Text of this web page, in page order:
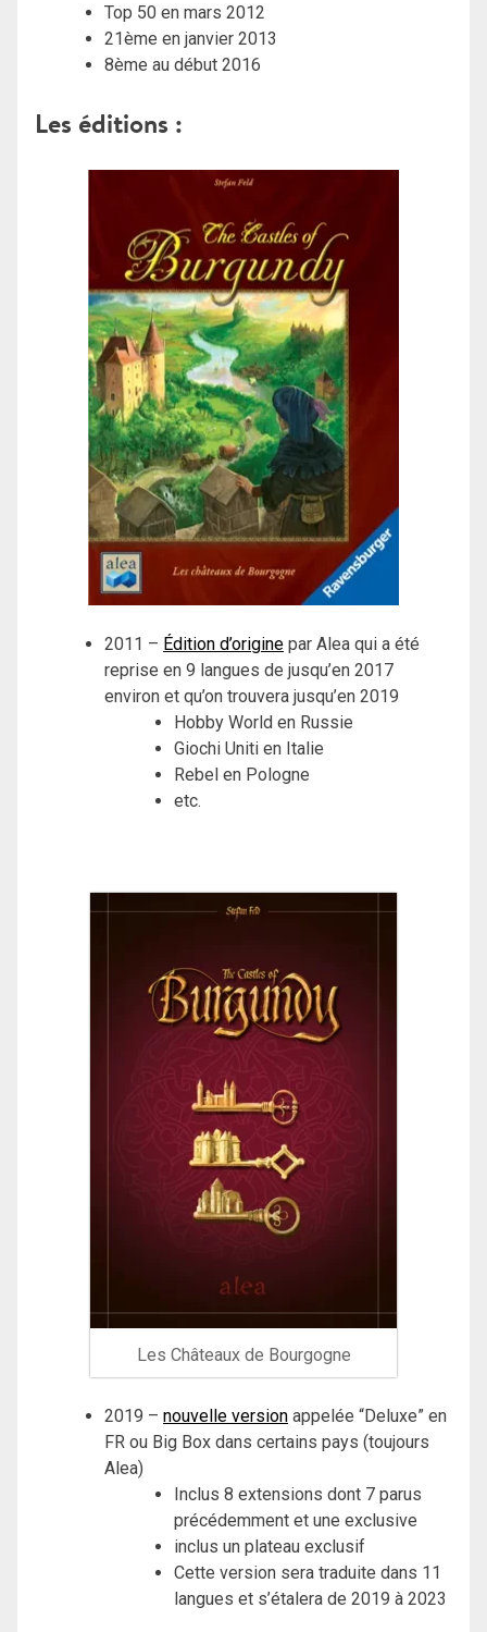
Top 50 en mars 2012
21ème en janvier 2013
8ème au début 2016
Les éditions :
2011 – Édition d’origine par Alea qui a été
reprise en 9 langues de jusqu’en 2017
environ et qu’on trouvera jusqu’en 2019
Hobby World en Russie
Giochi Uniti en Italie
Rebel en Pologne
etc.
Les Châteaux de Bourgogne
2019 – nouvelle version appelée “Deluxe” en
FR ou Big Box dans certains pays (toujours
Alea)
Inclus 8 extensions dont 7 parus
précédemment et une exclusive
inclus un plateau exclusif
Cette version sera traduite dans 11
langues et s’étalera de 2019 à 2023